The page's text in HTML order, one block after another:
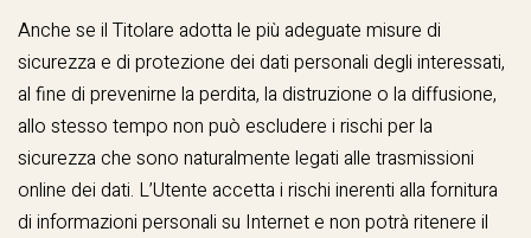
Anche se il Titolare adotta le più adeguate misure di
sicurezza e di protezione dei dati personali degli interessati,
al fine di prevenirne la perdita, la distruzione o la diffusione,
allo stesso tempo non può escludere i rischi per la
sicurezza che sono naturalmente legati alle trasmissioni
online dei dati. L’Utente accetta i rischi inerenti alla fornitura
di informazioni personali su Internet e non potrà ritenere il